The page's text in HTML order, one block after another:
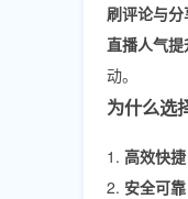
刷评论与分
直播人气提
动。
为什么选
1. 高效快捷
2. 安全可靠